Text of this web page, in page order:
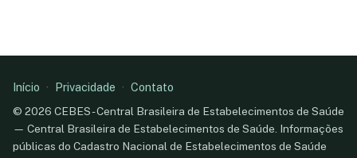
Início · Privacidade · Contato
© 2026 CEBES - Central Brasileira de Estabelecimentos de Saúde
— Central Brasileira de Estabelecimentos de Saúde. Informações
públicas do Cadastro Nacional de Estabelecimentos de Saúde